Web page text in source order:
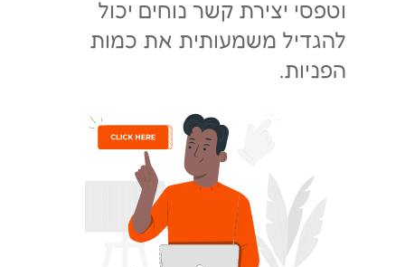
וטפסי יצירת קשר נוחים יכול
להגדיל משמעותית את כמות
הפניות.